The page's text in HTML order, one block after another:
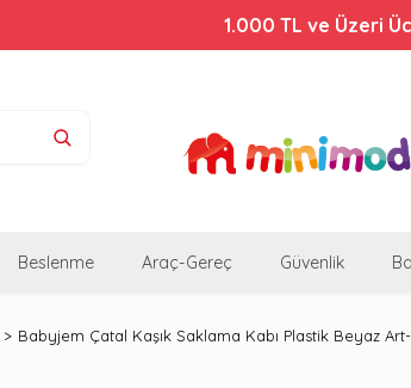
1.000 TL ve Üzeri
Beslenme Araç-Gereç Güvenlik
Babyjem Çatal Kaşık Saklama Kabı Plastik Beyaz